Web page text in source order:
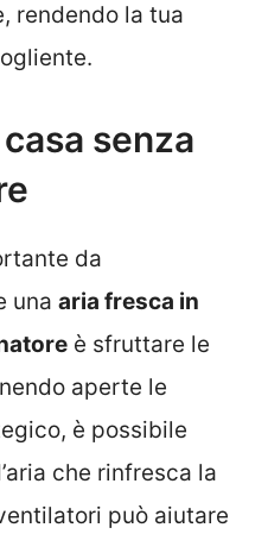
rendendo la tua
senza
da
una aria fresca in
è sfruttare le
aperte le
è possibile
che rinfresca la
può aiutare